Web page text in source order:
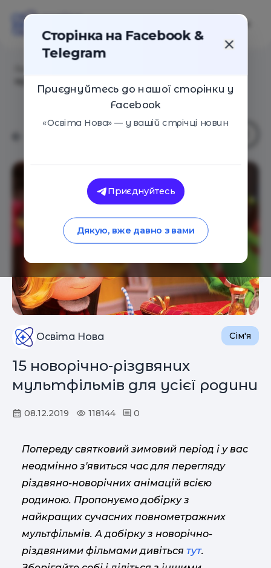
Освіта Нова Сім'я
15 новорічно-різдвяних
мультфільмів для усієї родини
08.12.2019 118144 0
Попереду святковий зимовий період і у вас
неодмінно з'явиться час для перегляду
різдвяно-новорічних анімацій всією
родиною. Пропонуємо добірку з
найкращих сучасних повнометражних
мультфільмів. А добірку з новорічно-
різдвяними фільмами дивіться тут.
Сторінка на Facebook &
Telegram
Приєднуйтесь до нашої сторінки у
Facebook
«Освіта Нова» — у вашій стрічці новин
Приєднуйтесь
Дякую, вже давно з вами